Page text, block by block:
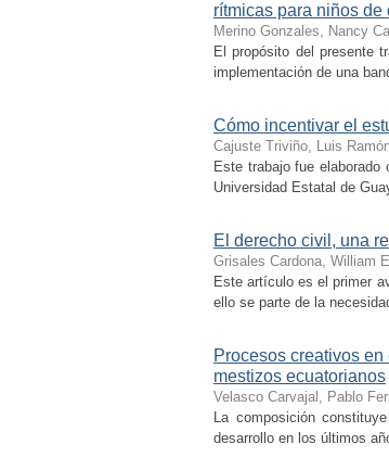
rítmicas para niños
Merino Gonzales, Nancy
El propósito del presente
implementación de una
Cómo incentivar el
Cajuste Triviño, Luis
Este trabajo fue
Universidad Estatal de
El derecho civil, una
Grisales Cardona, William
Este artículo es el primer
ello se parte de la
Procesos creativos
mestizos ecuatorianos
Velasco Carvajal, Pablo
La composición
desarrollo en los últimos